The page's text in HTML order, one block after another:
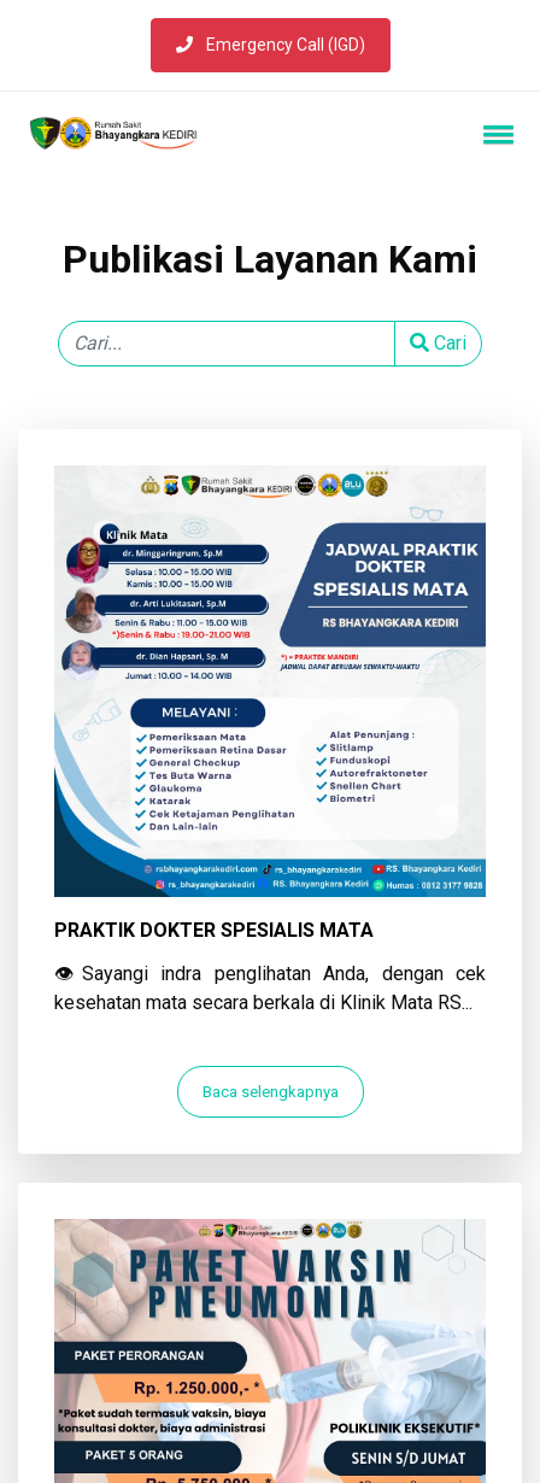
Emergency Call (IGD)
Publikasi Layanan Kami
Cari
PRAKTIK DOKTER SPESIALIS MATA
👁️Sayangi indra penglihatan Anda, dengan cek
kesehatan mata secara berkala di Klinik Mata RS...
Baca selengkapnya